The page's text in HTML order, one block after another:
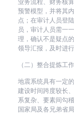
预警模型，并将其
点；在审计人员登
员，审计人员需一
理，确认不是疑点
领导汇报，及时进
（二）整合提炼工
地震系统具有一定
建设时间跨度较长
系复杂、要素间勾
国家局及各兄弟省